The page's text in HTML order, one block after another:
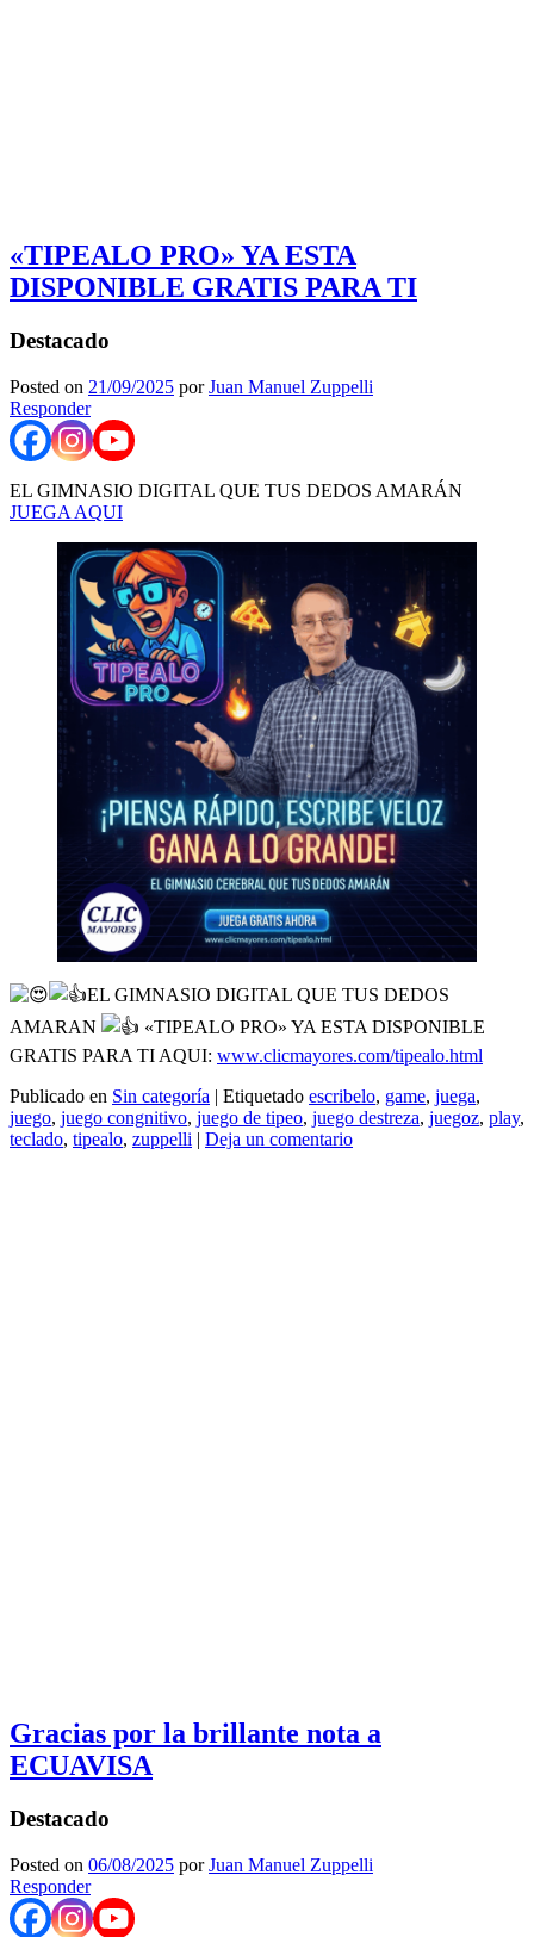
«TIPEALO PRO» YA ESTA
DISPONIBLE GRATIS PARA TI
Destacado
Posted on 21/09/2025 porJuan Manuel Zuppelli
Responder
EL GIMNASIO DIGITAL QUE TUS DEDOS AMARÁN
JUEGA AQUI
EL GIMNASIO DIGITAL QUE TUS DEDOS
AMARAN
«TIPEALO PRO» YA ESTA DISPONIBLE
GRATIS PARA TI AQUI: www.clicmayores.com/tipealo.html
Publicado en Sin categoría | Etiquetado escribelo, game, juega,
juego, juego congnitivo, juego de tipeo, juego destreza, juegoz, play,
teclado, tipealo, zuppelli | Deja un comentario
Gracias por la brillante nota a
ECUAVISA
Destacado
Posted on 06/08/2025 porJuan Manuel Zuppelli
Responder